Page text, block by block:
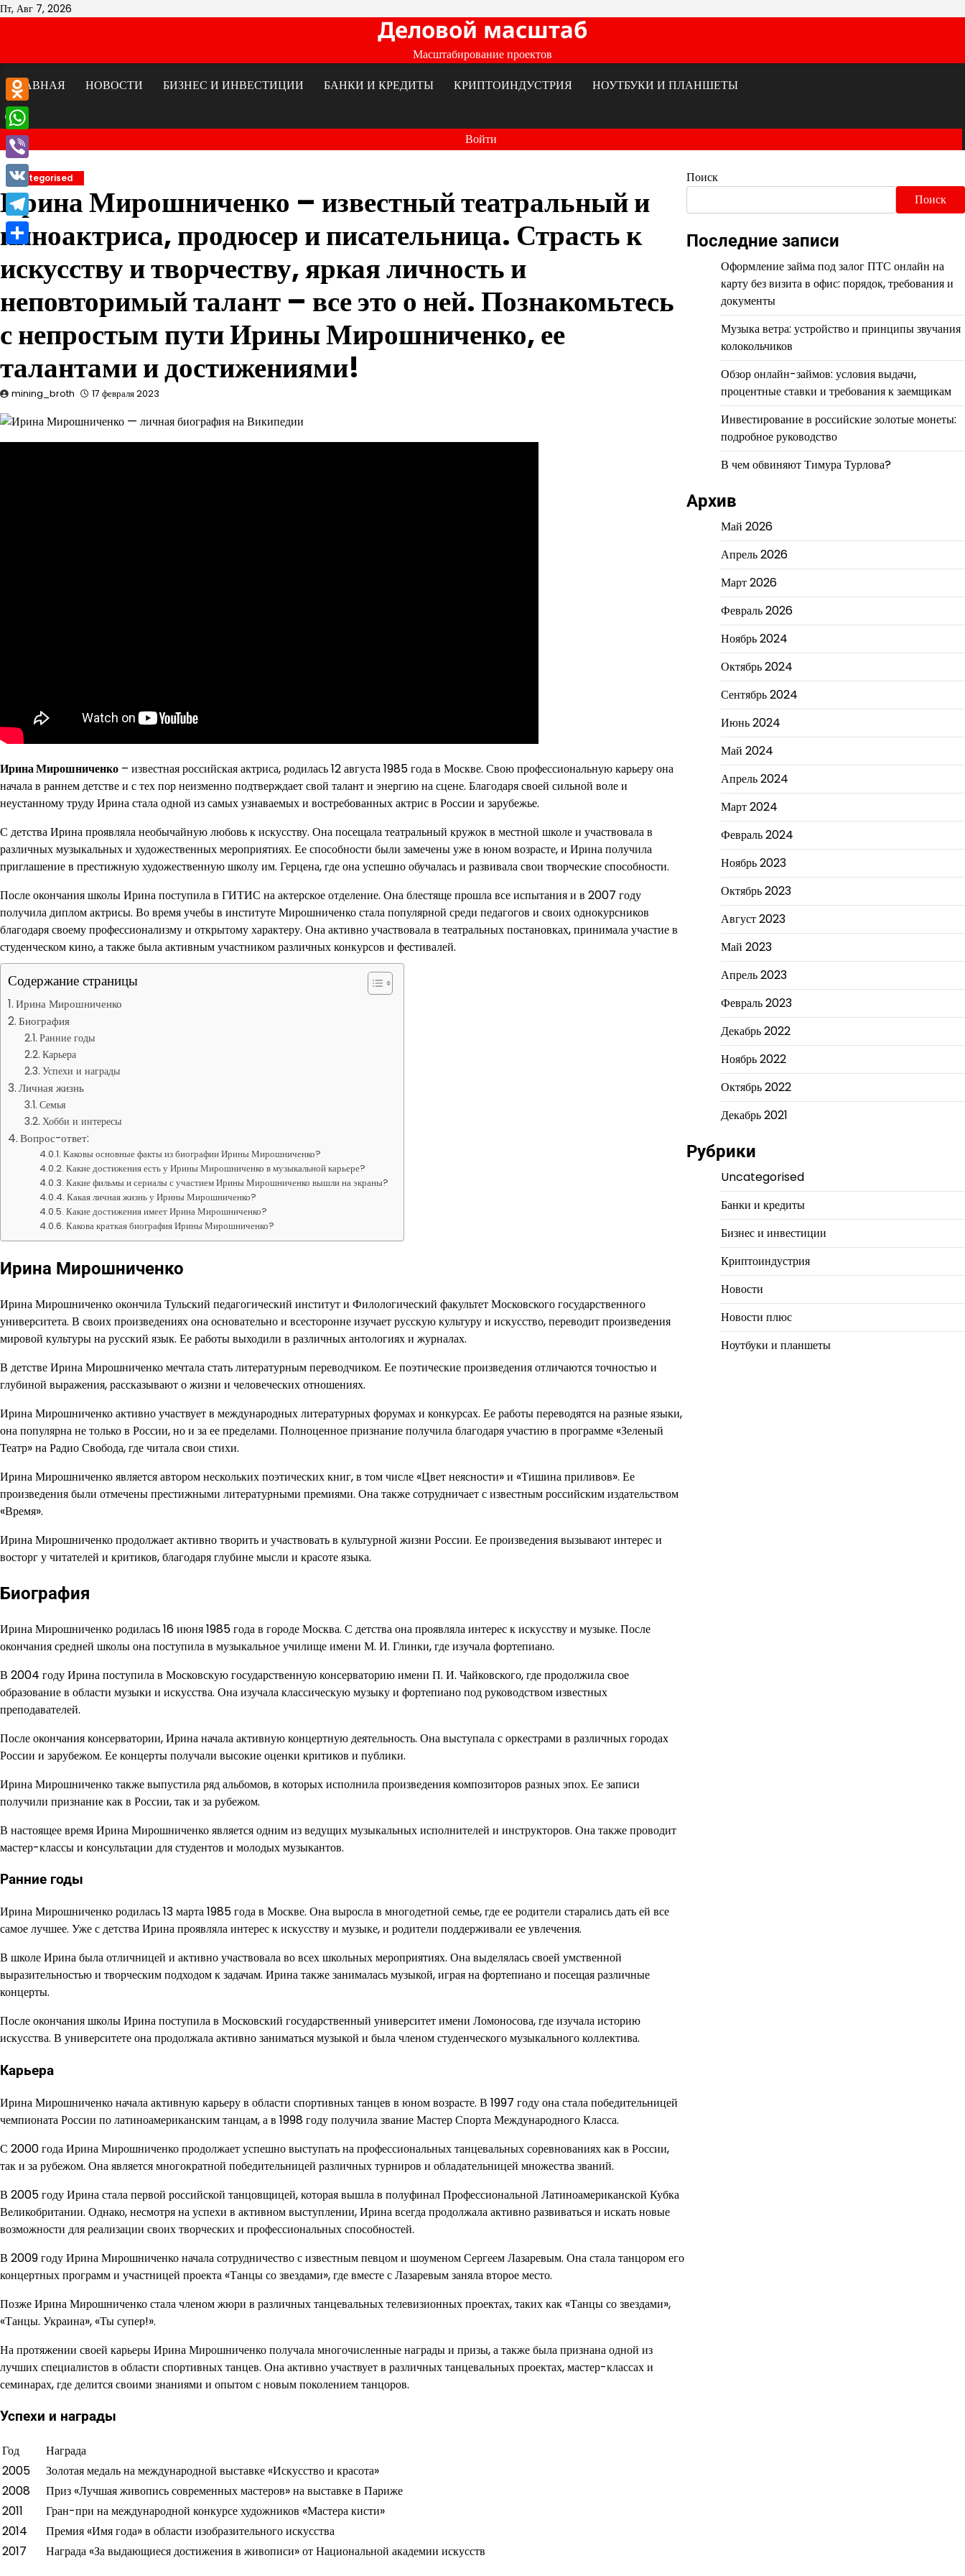
Перейти
Пт, Авг 7, 2026
Деловой масштаб
Масштабирование проектов
ГЛАВНАЯ
НОВОСТИ БИЗНЕС И ИНВЕСТИЦИИ БАНКИ И КРЕДИТЫ КРИПТОИНДУСТРИЯ НОУТБУКИ И ПЛАНШЕТЫ
Войти
Uncategorised
Ирина Мирошниченко – известный театральный и
киноактриса, продюсер и писательница. Страсть к
искусству и творчеству, яркая личность и
неповторимый талант – все это о ней. Познакомьтесь
с непростым пути Ирины Мирошниченко, ее
талантами и достижениями!
mining_broth 17 февраля 2023
Ирина Мирошниченко – известная российская актриса, родилась 12 августа 1985 года в Москве. Свою профессиональную карьеру она
начала в раннем детстве и с тех пор неизменно подтверждает свой талант и энергию на сцене. Благодаря своей сильной воле и
неустанному труду Ирина стала одной из самых узнаваемых и востребованных актрис в России и зарубежье.
С детства Ирина проявляла необычайную любовь к искусству. Она посещала театральный кружок в местной школе и участвовала в
различных музыкальных и художественных мероприятиях. Ее способности были замечены уже в юном возрасте, и Ирина получила
приглашение в престижную художественную школу им. Герцена, где она успешно обучалась и развивала свои творческие способности.
После окончания школы Ирина поступила в ГИТИС на актерское отделение. Она блестяще прошла все испытания и в 2007 году
получила диплом актрисы. Во время учебы в институте Мирошниченко стала популярной среди педагогов и своих однокурсников
благодаря своему профессионализму и открытому характеру. Она активно участвовала в театральных постановках, принимала участие в
студенческом кино, а также была активным участником различных конкурсов и фестивалей.
Содержание страницы
Ирина Мирошниченко
Биография
Ранние годы
Карьера
Успехи и награды
Личная жизнь
Семья
Хобби и интересы
Вопрос-ответ:
Каковы основные факты из биографии Ирины Мирошниченко?
Какие достижения есть у Ирины Мирошниченко в музыкальной карьере?
Какие фильмы и сериалы с участием Ирины Мирошниченко вышли на экраны?
Какая личная жизнь у Ирины Мирошниченко?
Какие достижения имеет Ирина Мирошниченко?
Какова краткая биография Ирины Мирошниченко?
Ирина Мирошниченко
Ирина Мирошниченко окончила Тульский педагогический институт и Филологический факультет Московского государственного
университета. В своих произведениях она основательно и всесторонне изучает русскую культуру и искусство, переводит произведения
мировой культуры на русский язык. Ее работы выходили в различных антологиях и журналах.
В детстве Ирина Мирошниченко мечтала стать литературным переводчиком. Ее поэтические произведения отличаются точностью и
глубиной выражения, рассказывают о жизни и человеческих отношениях.
Ирина Мирошниченко активно участвует в международных литературных форумах и конкурсах. Ее работы переводятся на разные языки,
она популярна не только в России, но и за ее пределами. Полноценное признание получила благодаря участию в программе «Зеленый
Театр» на Радио Свобода, где читала свои стихи.
Ирина Мирошниченко является автором нескольких поэтических книг, в том числе «Цвет неясности» и «Тишина приливов». Ее
произведения были отмечены престижными литературными премиями. Она также сотрудничает с известным российским издательством
«Время».
Ирина Мирошниченко продолжает активно творить и участвовать в культурной жизни России. Ее произведения вызывают интерес и
восторг у читателей и критиков, благодаря глубине мысли и красоте языка.
Биография
Ирина Мирошниченко родилась 16 июня 1985 года в городе Москва. С детства она проявляла интерес к искусству и музыке. После
окончания средней школы она поступила в музыкальное училище имени М. И. Глинки, где изучала фортепиано.
В 2004 году Ирина поступила в Московскую государственную консерваторию имени П. И. Чайковского, где продолжила свое
образование в области музыки и искусства. Она изучала классическую музыку и фортепиано под руководством известных
преподавателей.
После окончания консерватории, Ирина начала активную концертную деятельность. Она выступала с оркестрами в различных городах
России и зарубежом. Ее концерты получали высокие оценки критиков и публики.
Ирина Мирошниченко также выпустила ряд альбомов, в которых исполнила произведения композиторов разных эпох. Ее записи
получили признание как в России, так и за рубежом.
В настоящее время Ирина Мирошниченко является одним из ведущих музыкальных исполнителей и инструкторов. Она также проводит
мастер-классы и консультации для студентов и молодых музыкантов.
Ранние годы
Ирина Мирошниченко родилась 13 марта 1985 года в Москве. Она выросла в многодетной семье, где ее родители старались дать ей все
самое лучшее. Уже с детства Ирина проявляла интерес к искусству и музыке, и родители поддерживали ее увлечения.
В школе Ирина была отличницей и активно участвовала во всех школьных мероприятиях. Она выделялась своей умственной
выразительностью и творческим подходом к задачам. Ирина также занималась музыкой, играя на фортепиано и посещая различные
концерты.
После окончания школы Ирина поступила в Московский государственный университет имени Ломоносова, где изучала историю
искусства. В университете она продолжала активно заниматься музыкой и была членом студенческого музыкального коллектива.
Карьера
Ирина Мирошниченко начала активную карьеру в области спортивных танцев в юном возрасте. В 1997 году она стала победительницей
чемпионата России по латиноамериканским танцам, а в 1998 году получила звание Мастер Спорта Международного Класса.
С 2000 года Ирина Мирошниченко продолжает успешно выступать на профессиональных танцевальных соревнованиях как в России,
так и за рубежом. Она является многократной победительницей различных турниров и обладательницей множества званий.
В 2005 году Ирина стала первой российской танцовщицей, которая вышла в полуфинал Профессиональной Латиноамериканской Кубка
Великобритании. Однако, несмотря на успехи в активном выступлении, Ирина всегда продолжала активно развиваться и искать новые
возможности для реализации своих творческих и профессиональных способностей.
В 2009 году Ирина Мирошниченко начала сотрудничество с известным певцом и шоуменом Сергеем Лазаревым. Она стала танцором его
концертных программ и участницей проекта «Танцы со звездами», где вместе с Лазаревым заняла второе место.
Позже Ирина Мирошниченко стала членом жюри в различных танцевальных телевизионных проектах, таких как «Танцы со звездами»,
«Танцы. Украина», «Ты супер!».
На протяжении своей карьеры Ирина Мирошниченко получала многочисленные награды и призы, а также была признана одной из
лучших специалистов в области спортивных танцев. Она активно участвует в различных танцевальных проектах, мастер-классах и
семинарах, где делится своими знаниями и опытом с новым поколением танцоров.
Успехи и награды
Год
Награда
2005
Золотая медаль на международной выставке «Искусство и красота»
2008
Приз «Лучшая живопись современных мастеров» на выставке в Париже
2011
Гран-при на международной конкурсе художников «Мастера кисти»
2014
Премия «Имя года» в области изобразительного искусства
2017
Награда «За выдающиеся достижения в живописи» от Национальной академии искусств
Поиск
Поиск
Последние записи
Оформление займа под залог ПТС онлайн на
карту без визита в офис: порядок, требования и
документы
Музыка ветра: устройство и принципы звучания
колокольчиков
Обзор онлайн-займов: условия выдачи,
процентные ставки и требования к заемщикам
Инвестирование в российские золотые монеты:
подробное руководство
В чем обвиняют Тимура Турлова?
Архив
Май 2026
Апрель 2026
Март 2026
Февраль 2026
Ноябрь 2024
Октябрь 2024
Сентябрь 2024
Июнь 2024
Май 2024
Апрель 2024
Март 2024
Февраль 2024
Ноябрь 2023
Октябрь 2023
Август 2023
Май 2023
Апрель 2023
Февраль 2023
Декабрь 2022
Ноябрь 2022
Октябрь 2022
Декабрь 2021
Рубрики
Uncategorised
Банки и кредиты
Бизнес и инвестиции
Криптоиндустрия
Новости
Новости плюс
Ноутбуки и планшеты
Odnoklassniki
WhatsApp
Viber
VK
Telegram